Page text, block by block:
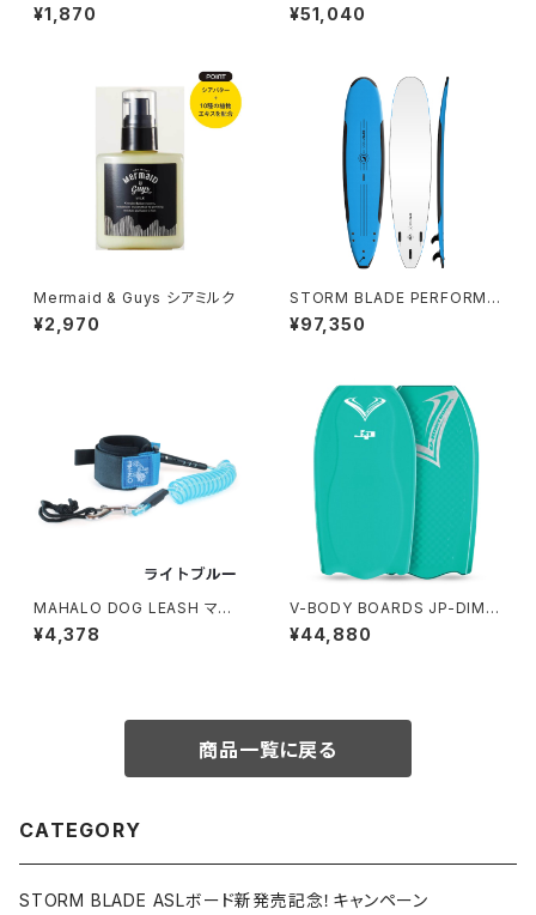
¥1,870
t6 LIMITED 日本限定版 - SE
A FOAM
¥51,040
Mermaid & Guys シアミルク
¥2,970
STORM BLADE PERFORMA
NCE SSR 9ft Surfboard - A
Z BLUE
¥97,350
MAHALO DOG LEASH マハ
ロ ドックリーシュ
¥4,378
V-BODY BOARDS JP-DIMP
LE BAT 2026モデル - ターコ
イズ
¥44,880
商品一覧に戻る
CATEGORY
STORM BLADE ASLボード新発売記念！キャンペーン